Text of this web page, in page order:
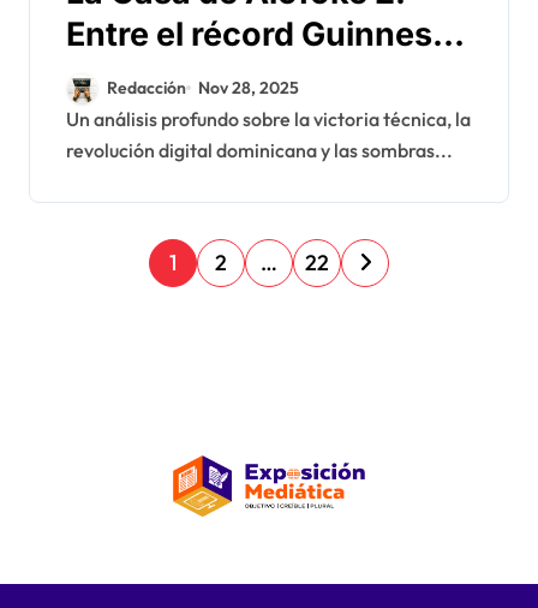
Entre el récord Guinness
y la eterna controversia
sobre Santiago Matías
Redacción Nov 28, 2025
Un análisis profundo sobre la victoria técnica, la
revolución digital dominicana y las sombras...
P
a
ó
1 2 … 22